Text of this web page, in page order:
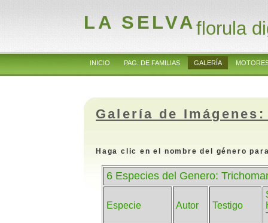
LA SELVAflorula
INICIO PAG. DE FAMILIAS GALERÍA
Galería de
Haga clic en el nombre del género
6 Especies del Genero:
Especie Autor Testigo